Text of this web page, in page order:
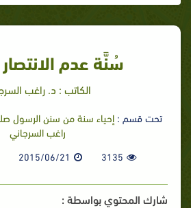
سُنَّة عدم
الكاتب : د. راغب
تحت قسم :إحياء سنة من سنن الرسول
راغب السرجاني
3135
2015/06/21
شارك المحتوي بواسطة :